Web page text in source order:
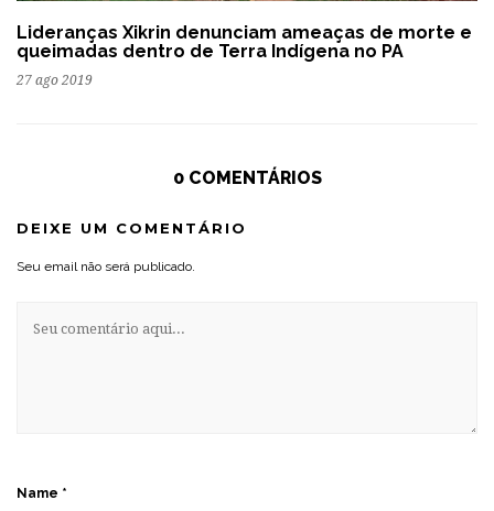
Lideranças Xikrin denunciam ameaças de morte e
queimadas dentro de Terra Indígena no PA
27 ago 2019
0 COMENTÁRIOS
DEIXE UM COMENTÁRIO
Seu email não será publicado.
Name *